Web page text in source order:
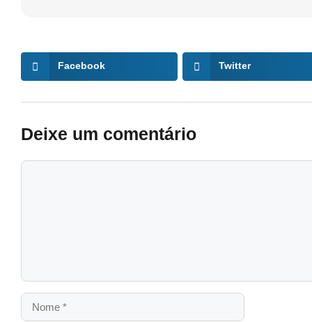
Facebook Twitter
Deixe um comentário